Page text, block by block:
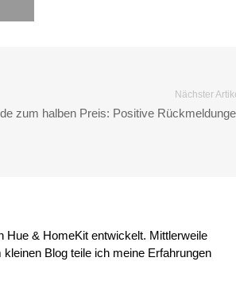
Nächster
zum halben Preis: Positive
Hue & HomeKit entwickelt. Mittlerweile
Blog teile ich meine Erfahrungen